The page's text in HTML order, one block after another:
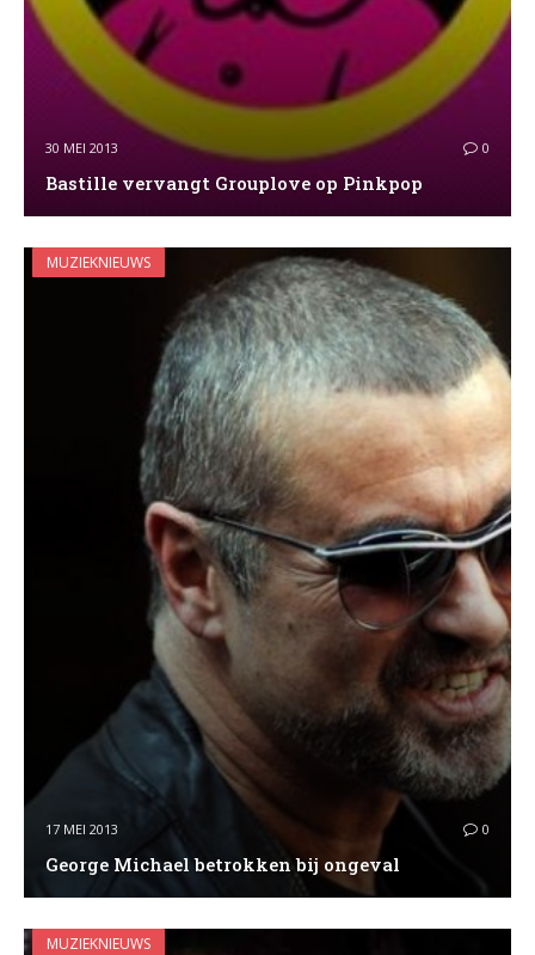
30 MEI 2013 0
Bastille vervangt Grouplove op Pinkpop
MUZIEKNIEUWS
17 MEI 2013 0
George Michael betrokken bij ongeval
MUZIEKNIEUWS